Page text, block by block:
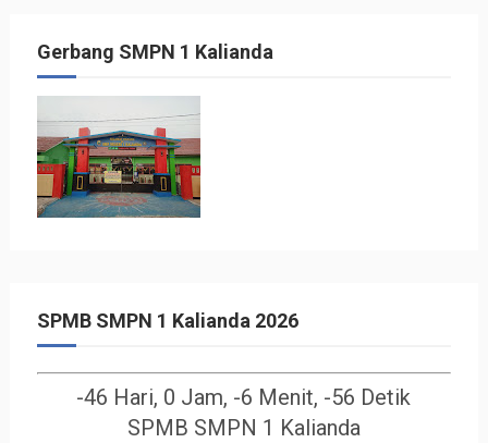
Gerbang SMPN 1 Kalianda
SPMB SMPN 1 Kalianda 2026
-46 Hari, 0 Jam, -6 Menit, -56 Detik
SPMB SMPN 1 Kalianda